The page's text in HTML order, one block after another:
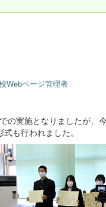
Webページ管理者
実施となりましたが、
も行われました。